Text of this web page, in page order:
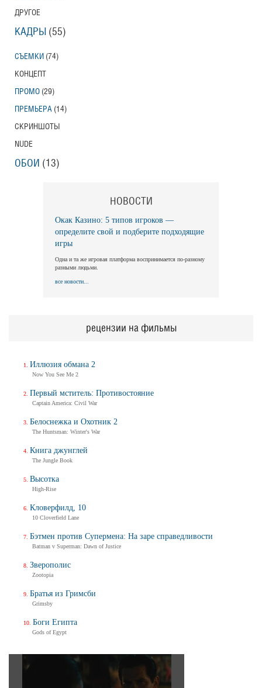
ДРУГОЕ
КАДРЫ (55)
СЪЕМКИ (74)
КОНЦЕПТ
ПРОМО (29)
ПРЕМЬЕРА (14)
СКРИНШОТЫ
NUDE
ОБОИ (13)
НОВОСТИ
Окак Казино: 5 типов игроков —
определите свой и подберите подходящие
игры
Одна и та же игровая платформа воспринимается по-разному
разными людьми.
все новости...
рецензии на фильмы
Иллюзия обмана 2
Now You See Me 2
Первый мститель: Противостояние
Captain America: Civil War
Белоснежка и Охотник 2
The Huntsman: Winter's War
Книга джунглей
The Jungle Book
Высотка
High-Rise
Кловерфилд, 10
10 Cloverfield Lane
Бэтмен против Супермена: На заре справедливости
Batman v Superman: Dawn of Justice
Зверополис
Zootopia
Братья из Гримсби
Grimsby
Боги Египта
Gods of Egypt